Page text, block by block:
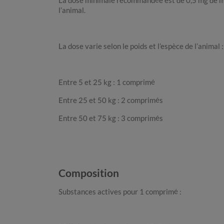
l’animal.
La dose varie selon le poids et l’espèce de l’animal :
Entre 5 et 25 kg : 1 comprimé
Entre 25 et 50 kg : 2 comprimés
Entre 50 et 75 kg : 3 comprimés
Composition
Substances actives pour 1 comprimé :